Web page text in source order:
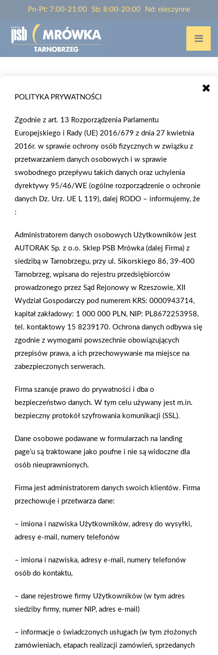
Pn-Pt: 7:00-21:00 Sb: 8:00-20:00 Nd: nieczynne
WYPOŻYCZALNIA PRZYCZEP
naszych produktów
ratalnym
telefoniczne
na terenie całej Polski
PSB Mrówka Tarnobrzeg
ul. Sikorskiego 86, 39-400 Tarnobrzeg
Telefon:15 823 91 70
E-mail:Formularz kontaktowy
POLITYKA PRYWATNOŚCI
Zgodnie z art. 13 Rozporządzenia Parlamentu
Europejskiego i Rady (UE) 2016/679 z dnia 27 kwietnia
2016r. w sprawie ochrony osób fizycznych w związku z
przetwarzaniem danych osobowych i w sprawie
swobodnego przepływu takich danych oraz uchylenia
dyrektywy 95/46/WE (ogólne rozporządzenie o ochronie
danych Dz. Urz. UE L 119), dalej RODO – informujemy, że
:
Administratorem danych osobowych Użytkowników jest
AUTORAK Sp. z o.o. Sklep PSB Mrówka (dalej Firma) z
siedzibą w Tarnobrzegu, przy ul. Sikorskiego 86, 39-400
Tarnobrzeg, wpisana do rejestru przedsiębiorców
prowadzonego przez Sąd Rejonowy w Rzeszowie, XII
Wydział Gospodarczy pod numerem KRS: 0000943714,
kapitał zakładowy: 1 000 000 PLN, NIP: PL8672253958,
tel. kontaktowy 15 8239170. Ochrona danych odbywa się
zgodnie z wymogami powszechnie obowiązujących
przepisów prawa, a ich przechowywanie ma miejsce na
zabezpieczonych serwerach.
Firma szanuje prawo do prywatności i dba o
bezpieczeństwo danych. W tym celu używany jest m.in.
bezpieczny protokół szyfrowania komunikacji (SSL).
Dane osobowe podawane w formularzach na landing
page’u są traktowane jako poufne i nie są widoczne dla
osób nieuprawnionych.
Firma jest administratorem danych swoich klientów. Firma
przechowuje i przetwarza dane:
– imiona i nazwiska Użytkowników, adresy do wysyłki,
adresy e-mail, numery telefonów
– imiona i nazwiska, adresy e-mail, numery telefonów
osób do kontaktu,
– dane rejestrowe firmy Użytkowników (w tym adres
siedziby firmy, numer NIP, adres e-mail)
– informacje o świadczonych usługach (w tym złożonych
zamówieniach, etapach realizacji zamówień, sprzedanych
Nasz serwis internetowy wykorzystuje pliki cookies w celu
zapewnienia prawidłowego działania strony, poprawy komfortu
Czym są pliki cookies?
korzystania z naszej strony internetowej. Pliki te mogą być
odczytywane przez nasz system oraz systemy zaufanych
Do czego wykorzystujemy pliki cookies?
- zapewnić prawidłowe działanie strony i jej funkcjonalności,
- analizować ruch na stronie i dostosowywać treści do
Zarządzanie plikami cookies